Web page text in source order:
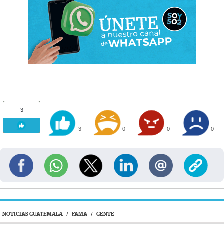
3
3 0 0 0
NOTICIAS GUATEMALA / FAMA / GENTE